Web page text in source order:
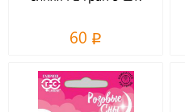
60